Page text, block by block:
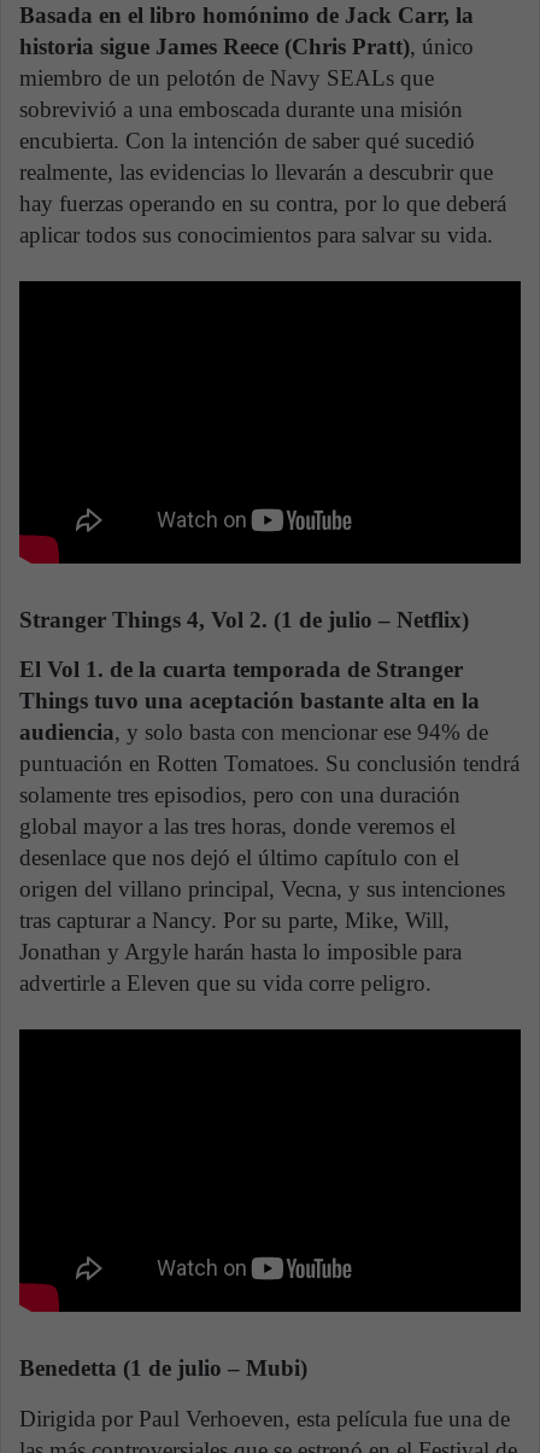
Basada en el libro homónimo de Jack Carr, la
historia sigue James Reece (Chris Pratt), único
miembro de un pelotón de Navy SEALs que
sobrevivió a una emboscada durante una misión
encubierta. Con la intención de saber qué sucedió
realmente, las evidencias lo llevarán a descubrir que
hay fuerzas operando en su contra, por lo que deberá
aplicar todos sus conocimientos para salvar su vida.
Stranger Things 4, Vol 2. (1 de julio – Netflix)
El Vol 1. de la cuarta temporada de Stranger
Things tuvo una aceptación bastante alta en la
audiencia, y solo basta con mencionar ese 94% de
puntuación en Rotten Tomatoes. Su conclusión tendrá
solamente tres episodios, pero con una duración
global mayor a las tres horas, donde veremos el
desenlace que nos dejó el último capítulo con el
origen del villano principal, Vecna, y sus intenciones
tras capturar a Nancy. Por su parte, Mike, Will,
Jonathan y Argyle harán hasta lo imposible para
advertirle a Eleven que su vida corre peligro.
Benedetta (1 de julio – Mubi)
Dirigida por Paul Verhoeven, esta película fue una de